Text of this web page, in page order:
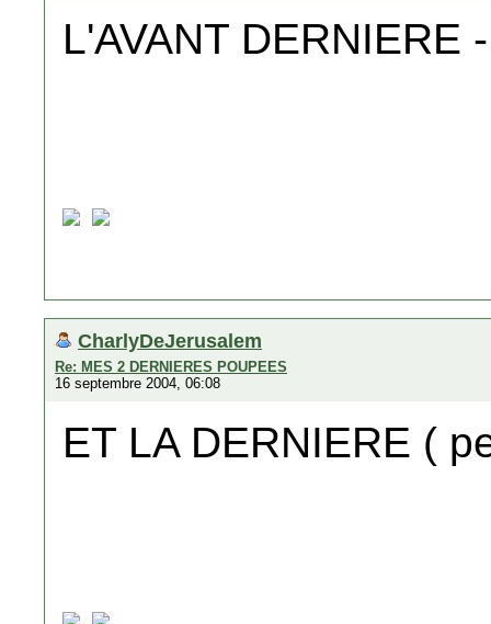
L'AVANT DERNIERE
CharlyDeJerusalem
Re: MES 2 DERNIERES POUPEES
16 septembre 2004, 06:08
ET LA DERNIERE (